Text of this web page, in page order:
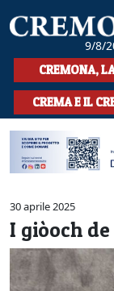
9/8/
HOME
CRONACA
SPORT
LA MUSICA
CULTURA
LA STORIA
SPETTACOLI
CREMONA,
CREMA E IL
30 aprile 2025
I giòoch